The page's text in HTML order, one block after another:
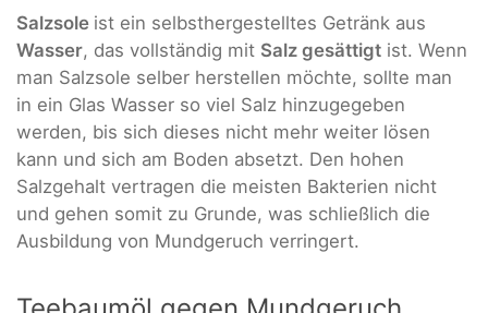
Salzsole ist ein selbsthergestelltes Getränk aus
Wasser, das vollständig mit Salz gesättigt ist. Wenn
man Salzsole selber herstellen möchte, sollte man
in ein Glas Wasser so viel Salz hinzugegeben
werden, bis sich dieses nicht mehr weiter lösen
kann und sich am Boden absetzt. Den hohen
Salzgehalt vertragen die meisten Bakterien nicht
und gehen somit zu Grunde, was schließlich die
Ausbildung von Mundgeruch verringert.